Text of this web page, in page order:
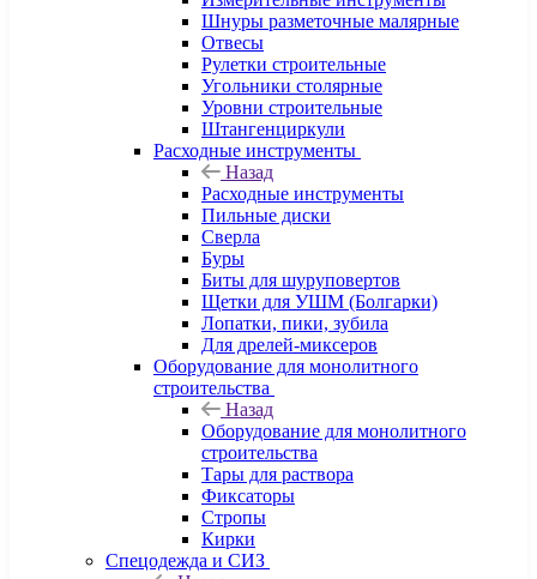
Шнуры разметочные малярные
Отвесы
Рулетки строительные
Угольники столярные
Уровни строительные
Штангенциркули
Расходные инструменты
Назад
Расходные инструменты
Пильные диски
Сверла
Буры
Биты для шуруповертов
Щетки для УШМ (Болгарки)
Лопатки, пики, зубила
Для дрелей-миксеров
Оборудование для монолитного
строительства
Назад
Оборудование для монолитного
строительства
Тары для раствора
Фиксаторы
Стропы
Кирки
Спецодежда и СИЗ